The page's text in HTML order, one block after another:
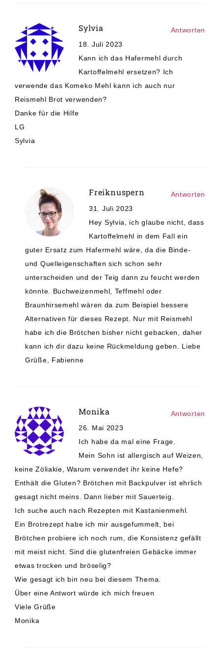
Sylvia
18. Juli 2023
Kann ich das Hafermehl durch
Kartoffelmehl ersetzen? Ich
verwende das Komeko Mehl kann ich auch nur
Reismehl Brot verwenden?
Danke für die Hilfe
LG
Sylvia
Antworten
Freiknuspern
31. Juli 2023
Hey Sylvia, ich glaube nicht, dass
Kartoffelmehl in dem Fall ein
guter Ersatz zum Hafermehl wäre, da die Binde-
und Quelleigenschaften sich schon sehr
unterscheiden und der Teig dann zu feucht werden
könnte. Buchweizenmehl, Teffmehl oder
Braunhirsemehl wären da zum Beispiel bessere
Alternativen für dieses Rezept. Nur mit Reismehl
habe ich die Brötchen bisher nicht gebacken, daher
kann ich dir dazu keine Rückmeldung geben. Liebe
Grüße, Fabienne
Antworten
Monika
26. Mai 2023
Ich habe da mal eine Frage.
Mein Sohn ist allergisch auf Weizen,
keine Zöliakie, Warum verwendet ihr keine Hefe?
Enthält die Gluten? Brötchen mit Backpulver ist ehrlich
gesagt nicht meins. Dann lieber mit Sauerteig.
Ich suche auch nach Rezepten mit Kastanienmehl.
Ein Brotrezept habe ich mir ausgefummelt, bei
Brötchen probiere ich noch rum, die Konsistenz gefällt
mit meist nicht. Sind die glutenfreien Gebäcke immer
etwas trocken und bröselig?
Wie gesagt ich bin neu bei diesem Thema.
Über eine Antwort würde ich mich freuen
Viele Grüße
Monika
Antworten